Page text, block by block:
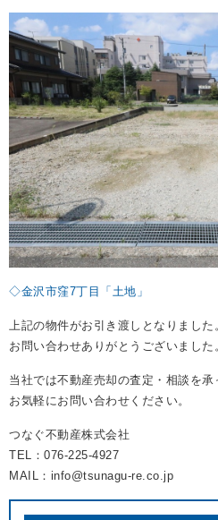
REASON
つなぐ不動産株式会社が選ば
COMPANY
会社案内
◇金沢市窪7丁目「土地」
上記の物件がお引き渡しとなりました
お問い合わせありがとうございました
当社では不動産売却の査定・相談を承
お気軽にお問い合わせください。
つなぐ不動産株式会社
TEL：076-225-4927
MAIL：info@tsunagu-re.co.jp